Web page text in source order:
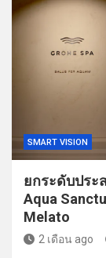
SMART VISION
ยกระดับประ
Aqua
Melato
2 เดือน ago